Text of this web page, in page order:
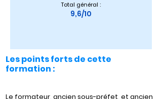
Total général :
9,6/10
Les points forts de cette
formation :
Le formateur, ancien sous-préfet, et ancien